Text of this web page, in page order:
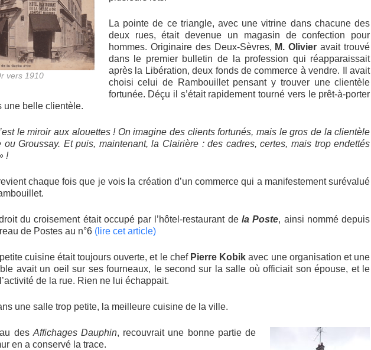
vers 1910
La pointe de ce triangle, avec une vitrine dans chacune des
deux rues, était devenue un magasin de confection pour
hommes. Originaire des Deux-Sèvres, M. Olivieravait trouvé
dans le premier bulletin de la profession qui réapparaissait
après la Libération, deux fonds de commerce à vendre. Il avait
choisi celui de Rambouillet pensant y trouver une clientèle
fortunée. Déçu il s’était rapidement tourné vers le prêt-à-porter
une belle clientèle.
le miroir aux alouettes ! On imagine des clients fortunés, mais le gros de la clientèle
ou Groussay. Et puis, maintenant, la Clairière : des cadres, certes, mais trop endettés
!
chaque fois que je vois la création d’un commerce qui a manifestement surévalué
du croisement était occupé par l’hôtel-restaurant dela Poste, ainsi nommé depuis
de Postes au n°6 (lire cet article)
cuisine était toujours ouverte, et le chef Pierre Kobikavec une organisation et une
avait un oeil sur ses fourneaux, le second sur la salle où officiait son épouse, et le
de la rue. Rien ne lui échappait.
une salle trop petite, la meilleure cuisine de la ville.
des Affichages Dauphin, recouvrait une bonne partie de
en a conservé la trace.